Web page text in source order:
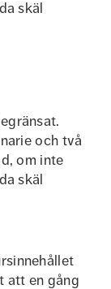
skäl
och två
om inte
skäl
att en gång